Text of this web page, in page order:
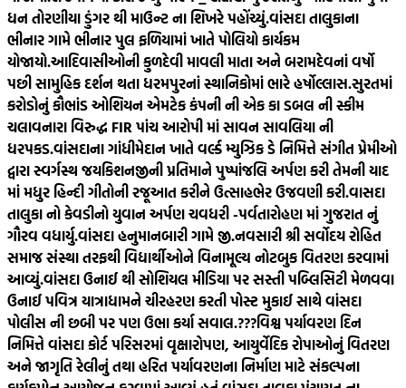
ધન તોરણીયા ડુંગર થી માઉન્ટ ના શિખરે પહોંચ્યું.વાંસદા તાલુકાના
ભીનાર ગામે ભીનાર પુલ ફળિયામાં ખાતે પોલિયો કાર્યકમ
યોજાયો.આદિવાસીઓની કુળદેવી માવલી માતા અને બરામદેવનાં વર્ષો
પછી સામુહિક દર્શન થતા ધરમપુરનાં સ્થાનિકોમાં ભારે હર્ષોલ્લાસ.સુરતમાં
કરોડોનું કૌભાંડ ઓશિયન એમટેક કંપની ની એક કા ડબલ ની સ્કીમ
ચલાવનારા વિરુદ્ધ FIR પાંચ આરોપી માં સાવન સાવલિયા ની
ધરપકડ.વાંસદાના ગાંધીમેદાન ખાતે વર્લ્ડ મ્યુઝિક ડે નિમિત્તે સંગીત પ્રેમીઓ
દ્વારા સ્વર્ગસ્થ જયકિશનજીની પ્રતિમાને પુષ્પાંજલિ અર્પણ કરી તેમની યાદ
માં મધુર હિન્દી ગીતોની રજૂઆત કરીને ઉત્સાહભેર ઉજવણી કરી.વાસદા
તાલુકા નો કેવડીનો યુવાન અર્પણ ચવધરી -પર્વતારોહણ માં ગુજરાત નું
ગૌરવ વધાર્યુ.વાંસદા હનુમાનબારી ગામે જી.નવસારી શ્રી સર્વોદય રોહિત
સમાજ સંસ્થા તરફથી વિદ્યાર્થીઓને વિનામૂલ્ય નોટબુક વિતરણ કરવામાં
આવ્યું.વાંસદા ઉનાઈ થી સોશિયલ મીડિયા પર સસ્તી પબ્લિસિટી મેળવવા
ઉનાઈ પવિત્ર યાત્રાધામને ચીરહરણ કરતી પોસ્ટ મુકાઈ સાથે વાંસદા
પોલીસ ની છબી પર પણ ઉભા કર્યા સવાલ.???વિશ્વ પર્યાવરણ દિન
નિમિત્તે વાંસદા કોર્ટ પરિસરમાં વૃક્ષારોપણ, આયુર્વેદિક રોપાઓનું વિતરણ
અને જાગૃતિ રેલીનું તથા હરિત પર્યાવરણના નિર્માણ માટે સંકલ્પના